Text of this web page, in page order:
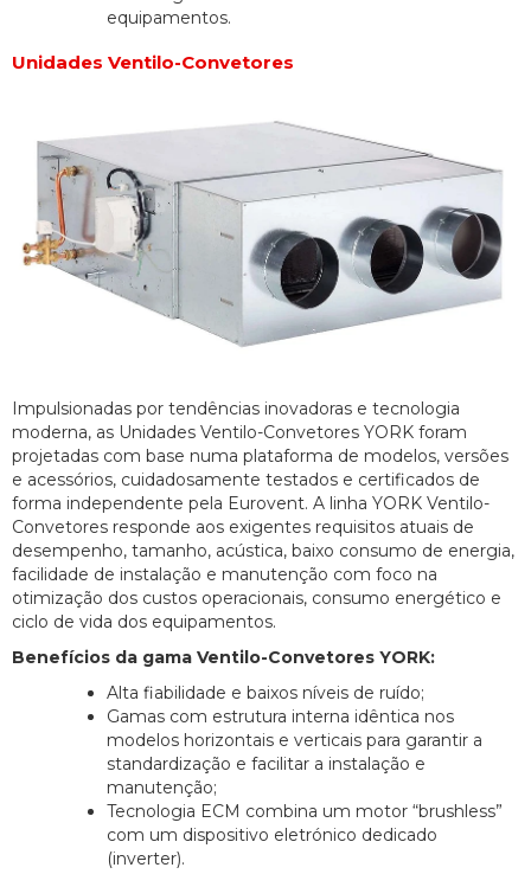
equipamentos.
Unidades Ventilo-Convetores
Impulsionadas por tendências inovadoras e tecnologia
moderna, as Unidades Ventilo-Convetores YORK foram
projetadas com base numa plataforma de modelos, versões
e acessórios, cuidadosamente testados e certificados de
forma independente pela Eurovent. A linha YORK Ventilo-
Convetores responde aos exigentes requisitos atuais de
desempenho, tamanho, acústica, baixo consumo de energia,
facilidade de instalação e manutenção com foco na
otimização dos custos operacionais, consumo energético e
ciclo de vida dos equipamentos.
Benefícios da gama Ventilo-Convetores YORK:
Alta fiabilidade e baixos níveis de ruído;
Gamas com estrutura interna idêntica nos
modelos horizontais e verticais para garantir a
standardização e facilitar a instalação e
manutenção;
Tecnologia ECM combina um motor “brushless”
com um dispositivo eletrónico dedicado
(inverter).